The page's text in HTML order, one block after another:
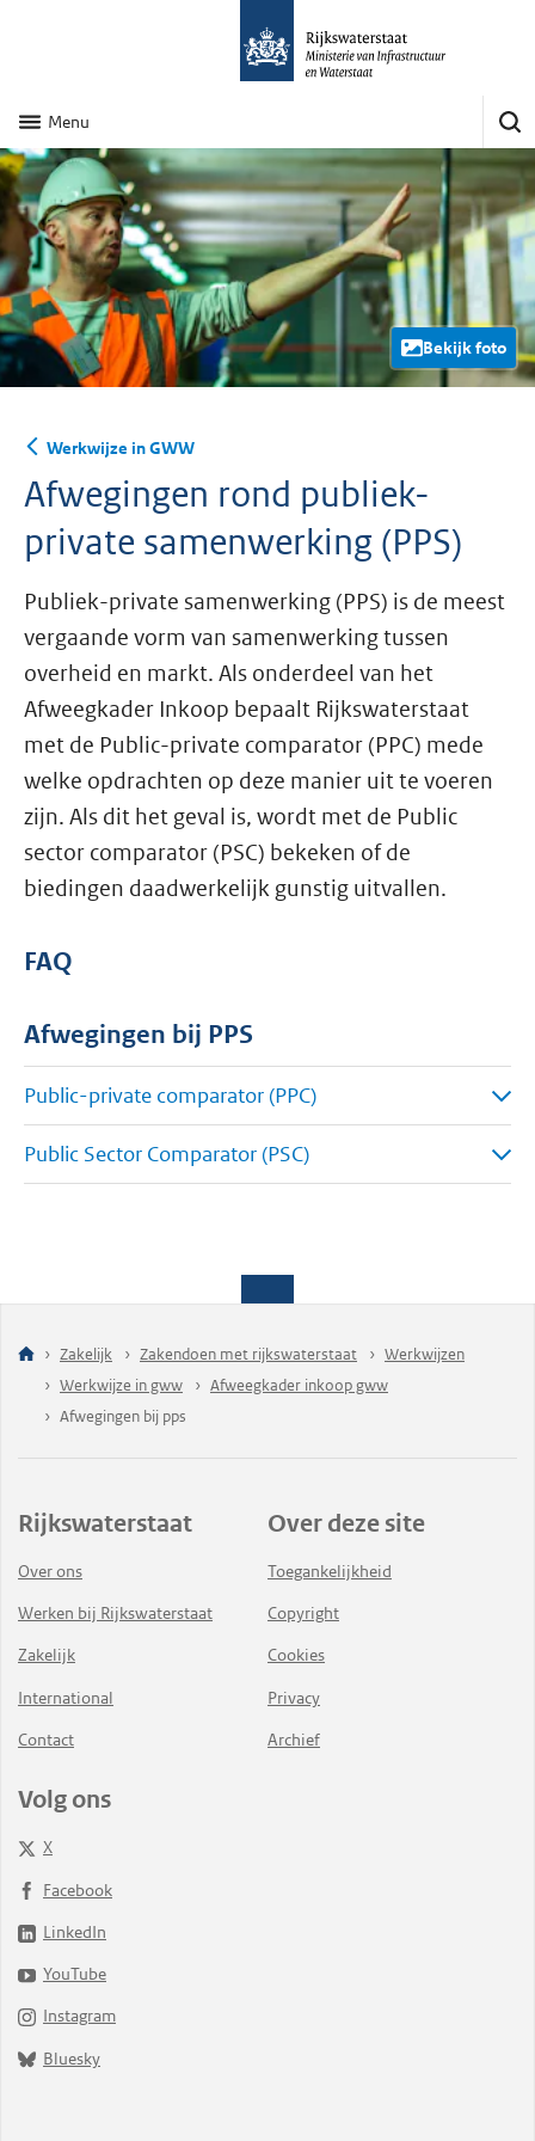
Menu
Bekijk foto
Werkwijze in GWW
Afwegingen rond publiek-
private samenwerking (PPS)
Publiek-private samenwerking (PPS) is de meest
vergaande vorm van samenwerking tussen
overheid en markt. Als onderdeel van het
Afweegkader Inkoop bepaalt Rijkswaterstaat
met de Public-private comparator (PPC) mede
welke opdrachten op deze manier uit te voeren
zijn. Als dit het geval is, wordt met de Public
sector comparator (PSC) bekeken of de
biedingen daadwerkelijk gunstig uitvallen.
FAQ
Afwegingen bij PPS
Public-private comparator (PPC)
Public Sector Comparator (PSC)
Zakelijk Zakendoen met rijkswaterstaat
Werkwijzen
Werkwijze in gww
Afweegkader inkoop gww
Afwegingen bij pps
Rijkswaterstaat
Over ons
Werken bij Rijkswaterstaat
Zakelijk
International
Contact
Over deze site
Toegankelijkheid
Copyright
Cookies
Privacy
Archief
Volg ons
X
Facebook
LinkedIn
YouTube
Instagram
Bluesky